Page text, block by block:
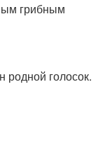
грибным
родной голосок.